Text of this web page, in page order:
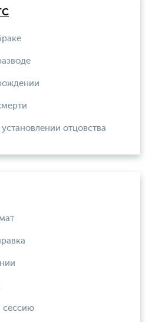
отцовства
сессию